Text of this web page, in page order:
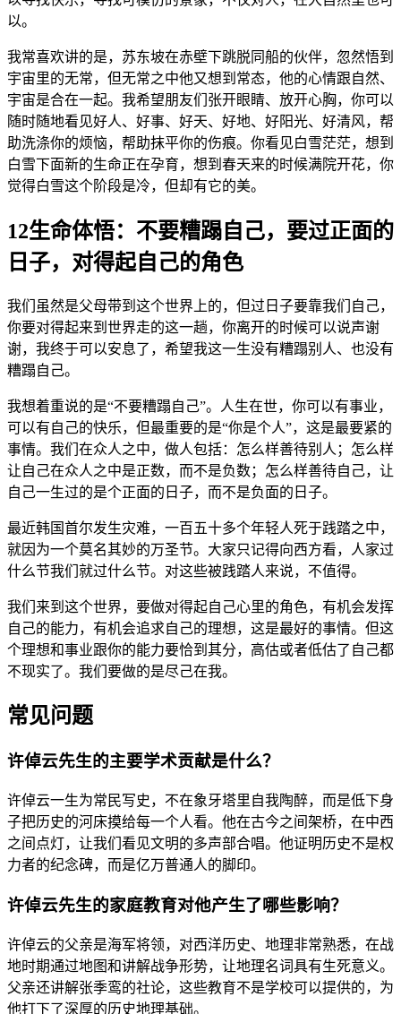
以。
我常喜欢讲的是，苏东坡在赤壁下跳脱同船的伙伴，忽然悟到
宇宙里的无常，但无常之中他又想到常态，他的心情跟自然、
宇宙是合在一起。我希望朋友们张开眼睛、放开心胸，你可以
随时随地看见好人、好事、好天、好地、好阳光、好清风，帮
助洗涤你的烦恼，帮助抹平你的伤痕。你看见白雪茫茫，想到
白雪下面新的生命正在孕育，想到春天来的时候满院开花，你
觉得白雪这个阶段是冷，但却有它的美。
12生命体悟：不要糟蹋自己，要过正面的
日子，对得起自己的角色
我们虽然是父母带到这个世界上的，但过日子要靠我们自己，
你要对得起来到世界走的这一趟，你离开的时候可以说声谢
谢，我终于可以安息了，希望我这一生没有糟蹋别人、也没有
糟蹋自己。
我想着重说的是“不要糟蹋自己”。人生在世，你可以有事业，
可以有自己的快乐，但最重要的是“你是个人”，这是最要紧的
事情。我们在众人之中，做人包括：怎么样善待别人；怎么样
让自己在众人之中是正数，而不是负数；怎么样善待自己，让
自己一生过的是个正面的日子，而不是负面的日子。
最近韩国首尔发生灾难，一百五十多个年轻人死于践踏之中，
就因为一个莫名其妙的万圣节。大家只记得向西方看，人家过
什么节我们就过什么节。对这些被践踏人来说，不值得。
我们来到这个世界，要做对得起自己心里的角色，有机会发挥
自己的能力，有机会追求自己的理想，这是最好的事情。但这
个理想和事业跟你的能力要恰到其分，高估或者低估了自己都
不现实了。我们要做的是尽己在我。
常见问题
许倬云先生的主要学术贡献是什么？
许倬云一生为常民写史，不在象牙塔里自我陶醉，而是低下身
子把历史的河床摸给每一个人看。他在古今之间架桥，在中西
之间点灯，让我们看见文明的多声部合唱。他证明历史不是权
力者的纪念碑，而是亿万普通人的脚印。
许倬云先生的家庭教育对他产生了哪些影响？
许倬云的父亲是海军将领，对西洋历史、地理非常熟悉，在战
地时期通过地图和讲解战争形势，让地理名词具有生死意义。
父亲还讲解张季鸾的社论，这些教育不是学校可以提供的，为
他打下了深厚的历史地理基础。